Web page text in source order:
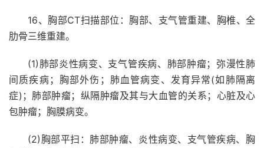
16、胸部CT扫描部位：胸部、支气管重建、胸椎、全
肋骨三维重建。
(1)肺部炎性病变、支气管疾病、肺部肿瘤；弥漫性肺
间质疾病；胸部外伤；肺血管病变、发育异常(如肺隔离
症)；肺部肿瘤；纵隔肿瘤及其与大血管的关系；心脏及心
包肿瘤；胸膜病变。
(2)胸部平扫：肺部肿瘤、炎性病变、支气管疾病、胸